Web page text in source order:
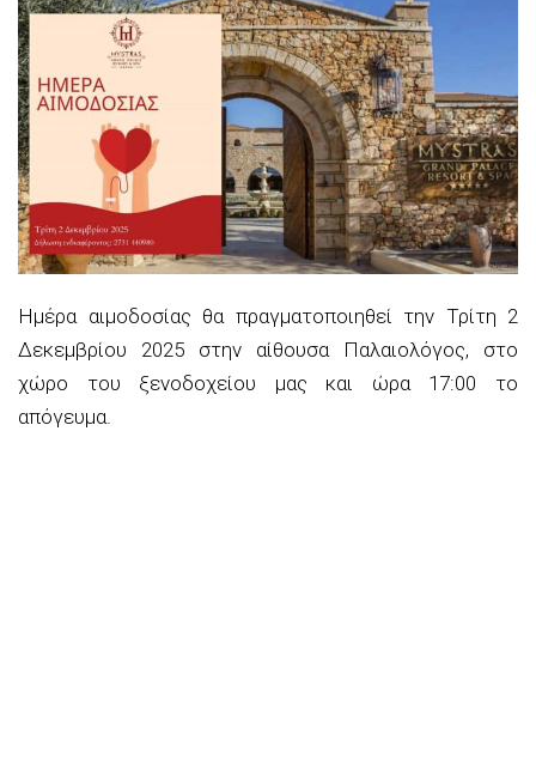
Ημέρα αιμοδοσίας θα πραγματοποιηθεί την Τρίτη 2
Δεκεμβρίου 2025 στην αίθουσα Παλαιολόγος, στο
χώρο του ξενοδοχείου μας και ώρα 17:00 το
απόγευμα.